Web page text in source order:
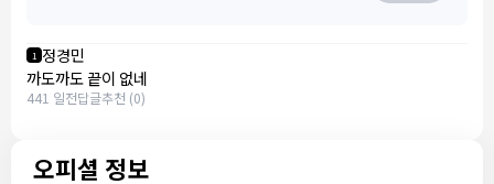
1 정경민
까도까도 끝이 없네
441 일전답글추천 (0)
오피셜 정보